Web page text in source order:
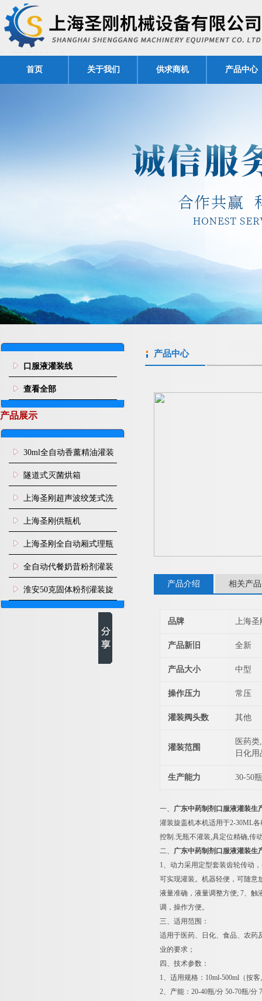
首页 关于我们 供求商机 产品中心
口服液灌装线
查看全部
产品展示
30ml全自动香薰精油灌装
旋盖机
隧道式灭菌烘箱
上海圣刚超声波绞笼式洗
瓶机
上海圣刚供瓶机
上海圣刚全自动厢式理瓶
机
全自动代餐奶昔粉剂灌装
生产线
淮安50克固体粉剂灌装旋
盖机
产品中心
产品介绍 相关产品
品牌 上海圣
产品新旧 全新
产品大小 中型
操作压力 常压
灌装阀头数 其他
灌装范围
医药
日化
生产能力 30-50
一、 广东中药制剂口服液灌装生
灌装旋盖机本机适用于2-30ML
控制.无瓶不灌装,具定位精确,传
二、 广东中药制剂口服液灌装生
1、动力采用定型套装齿轮传动
可实现灌装。机器轻便，可随意
液量准确，液量调整方便; 7、触
调，操作方便。
三、适用范围：
适用于医药、日化、食品、农药
业的要求；
四、技术参数：
1、适用规格：10ml-500ml（按
2、产能：20-40瓶/分 50-70瓶/分